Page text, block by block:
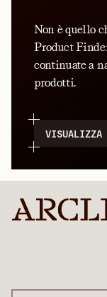
Non è quello
Product
continuate a
prodotti.
VISUALIZZA